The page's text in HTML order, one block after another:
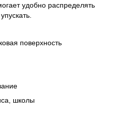
удобно распределять
поверхность
школы